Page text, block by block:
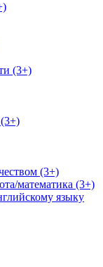
(3+)
(3+)
математика (3+)
языку